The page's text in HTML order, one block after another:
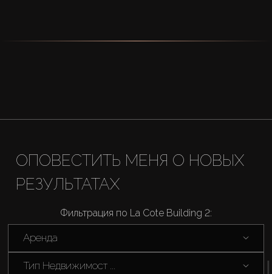
ОПОВЕСТИТЬ МЕНЯ О НОВЫХ
РЕЗУЛЬТАТАХ
Фильтрация по La Cote Building 2:
Аренда
Тип Недвижимост ...